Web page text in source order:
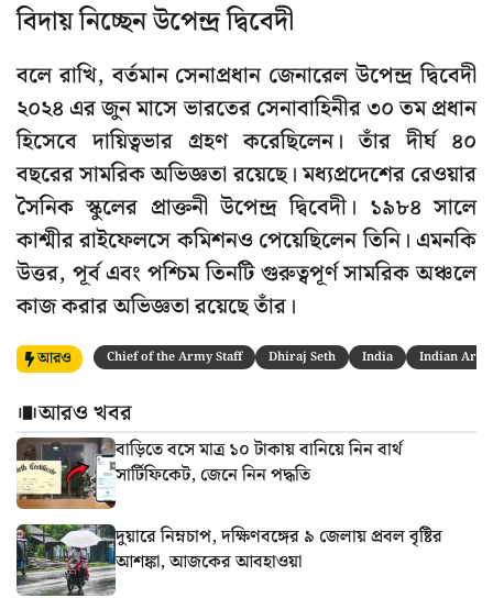
বিদায় নিচ্ছেন উপেন্দ্র দ্বিবেদী
বলে রাখি, বর্তমান সেনাপ্রধান জেনারেল উপেন্দ্র দ্বিবেদী
২০২৪ এর জুন মাসে ভারতের সেনাবাহিনীর ৩০ তম প্রধান
হিসেবে দায়িত্বভার গ্রহণ করেছিলেন। তাঁর দীর্ঘ ৪০
বছরের সামরিক অভিজ্ঞতা রয়েছে। মধ্যপ্রদেশের রেওয়ার
সৈনিক স্কুলের প্রাক্তনী উপেন্দ্র দ্বিবেদী। ১৯৮৪ সালে
কাশ্মীর রাইফেলসে কমিশনও পেয়েছিলেন তিনি। এমনকি
উত্তর, পূর্ব এবং পশ্চিম তিনটি গুরুত্বপূর্ণ সামরিক অঞ্চলে
কাজ করার অভিজ্ঞতা রয়েছে তাঁর।
আরও Chief of the Army Staff Dhiraj Seth India Indian
আরও খবর
বাড়িতে বসে মাত্র ১০ টাকায় বানিয়ে নিন বার্থ
সার্টিফিকেট, জেনে নিন পদ্ধতি
দুয়ারে নিম্নচাপ, দক্ষিণবঙ্গের ৯ জেলায় প্রবল বৃষ্টির
আশঙ্কা, আজকের আবহাওয়া